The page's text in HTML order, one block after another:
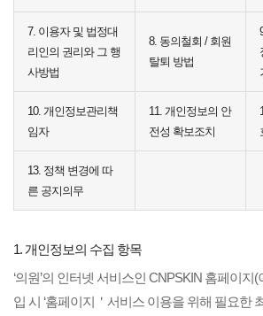
7. 이용자 및 법정대
리인의 권리와 그 행
사방법
8. 동의철회 / 회원
탈퇴 방법
10. 개인정보관리책
임자
11. 개인정보의 안
전성 확보조치
13. 정책 변경에 따
른 공지의무
1. 개인정보의 수집 항목
‘의원’의 인터넷 서비스인 CNPSKIN 홈페이지(
입 시 ‘홈페이지＇서비스 이용을 위해 필요한